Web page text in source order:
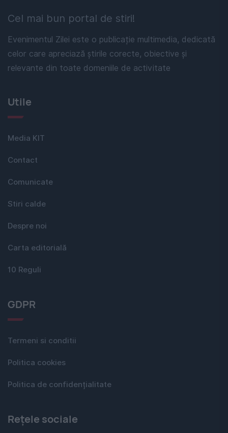
Cel mai bun portal de stiri!
Evenimentul Zilei este o publicație multimedia, dedicată
celor care apreciază știrile corecte, obiective și
relevante din toate domeniile de activitate
Utile
Media KIT
Contact
Comunicate
Stiri calde
Despre noi
Carta editorială
10 Reguli
GDPR
Termeni si conditii
Politica cookies
Politica de confidențialitate
Rețele sociale